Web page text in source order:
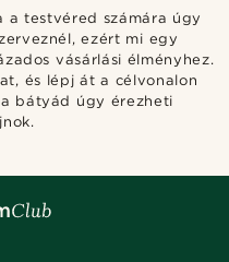
a testvéred számára úgy
ezért mi egy
vásárlási élményhez.
és lépj át a célvonalon
bátyád úgy érezheti